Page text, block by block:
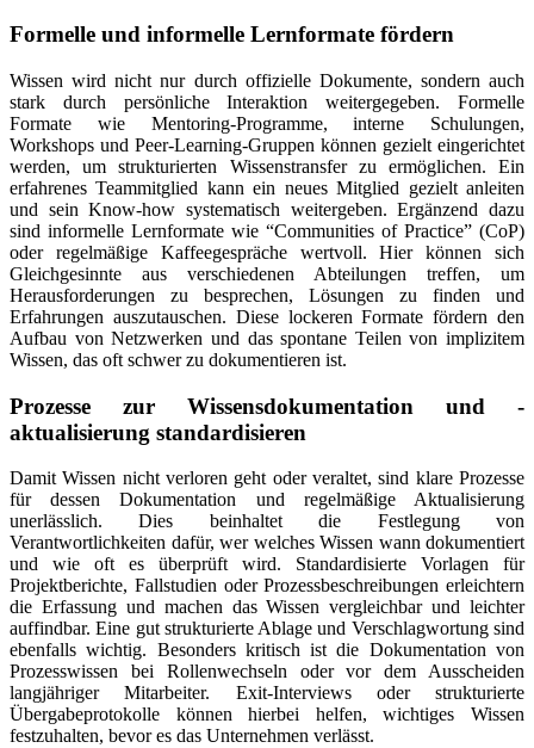
Formelle und informelle Lernformate fördern
Wissen wird nicht nur durch offizielle Dokumente, sondern auch
stark durch persönliche Interaktion weitergegeben. Formelle
Formate wie Mentoring-Programme, interne Schulungen,
Workshops und Peer-Learning-Gruppen können gezielt eingerichtet
werden, um strukturierten Wissenstransfer zu ermöglichen. Ein
erfahrenes Teammitglied kann ein neues Mitglied gezielt anleiten
und sein Know-how systematisch weitergeben. Ergänzend dazu
sind informelle Lernformate wie “Communities of Practice” (CoP)
oder regelmäßige Kaffeegespräche wertvoll. Hier können sich
Gleichgesinnte aus verschiedenen Abteilungen treffen, um
Herausforderungen zu besprechen, Lösungen zu finden und
Erfahrungen auszutauschen. Diese lockeren Formate fördern den
Aufbau von Netzwerken und das spontane Teilen von implizitem
Wissen, das oft schwer zu dokumentieren ist.
Prozesse zur Wissensdokumentation und -
aktualisierung standardisieren
Damit Wissen nicht verloren geht oder veraltet, sind klare Prozesse
für dessen Dokumentation und regelmäßige Aktualisierung
unerlässlich. Dies beinhaltet die Festlegung von
Verantwortlichkeiten dafür, wer welches Wissen wann dokumentiert
und wie oft es überprüft wird. Standardisierte Vorlagen für
Projektberichte, Fallstudien oder Prozessbeschreibungen erleichtern
die Erfassung und machen das Wissen vergleichbar und leichter
auffindbar. Eine gut strukturierte Ablage und Verschlagwortung sind
ebenfalls wichtig. Besonders kritisch ist die Dokumentation von
Prozesswissen bei Rollenwechseln oder vor dem Ausscheiden
langjähriger Mitarbeiter. Exit-Interviews oder strukturierte
Übergabeprotokolle können hierbei helfen, wichtiges Wissen
festzuhalten, bevor es das Unternehmen verlässt.